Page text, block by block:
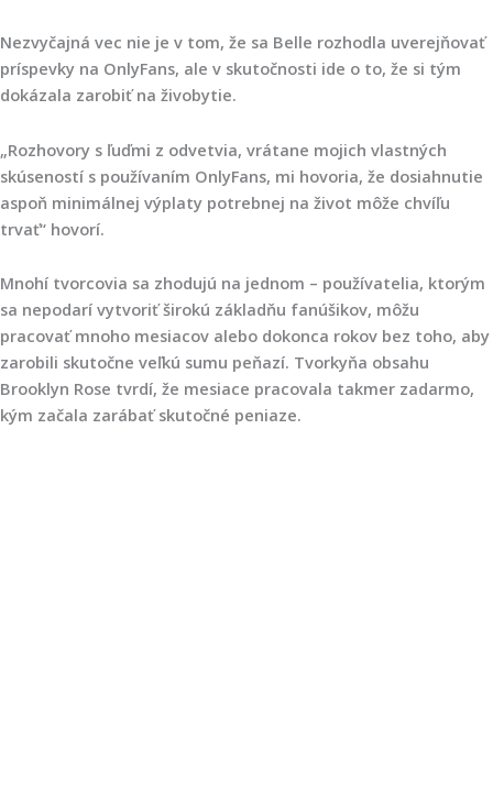
Nezvyčajná vec nie je v tom, že sa Belle rozhodla uverejňovať
príspevky na OnlyFans, ale v skutočnosti ide o to, že si tým
dokázala zarobiť na živobytie.
„Rozhovory s ľuďmi z odvetvia, vrátane mojich vlastných
skúseností s používaním OnlyFans, mi hovoria, že dosiahnutie
aspoň minimálnej výplaty potrebnej na život môže chvíľu
trvať“ hovorí.
Mnohí tvorcovia sa zhodujú na jednom – používatelia, ktorým
sa nepodarí vytvoriť širokú základňu fanúšikov, môžu
pracovať mnoho mesiacov alebo dokonca rokov bez toho, aby
zarobili skutočne veľkú sumu peňazí. Tvorkyňa obsahu
Brooklyn Rose tvrdí, že mesiace pracovala takmer zadarmo,
kým začala zarábať skutočné peniaze.